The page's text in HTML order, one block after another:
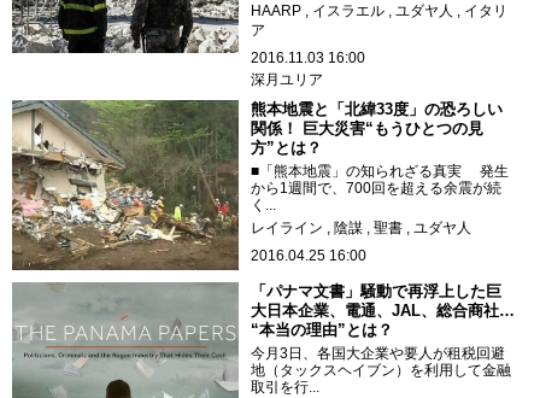
HAARP
イスラエル ユダヤ人
イタリ
ア
2016.11.03 16:00
深月ユリア
熊本地震と「北緯33度」の恐ろしい
関係！ 巨大災害“もうひとつの見
方”とは？
■「熊本地震」の知られざる真実 発生
から1週間で、700回を超える余震が続
く...
レイライン
陰謀 聖書
ユダヤ人
2016.04.25 16:00
「パナマ文書」騒動で再浮上した巨
大日本企業、電通、JAL、総合商社…
“本当の理由”とは？
今月3日、各国大企業や要人が租税回避
地（タックスヘイブン）を利用して金融
取引を行...